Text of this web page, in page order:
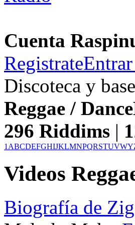
Cuenta
Registrate
Discoteca y
Reggae /
296 Riddims |
1 ABCDEFGHIJKLMNPQRSTUVWY
Videos
Biografía de